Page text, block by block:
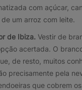
com açúcar,
um arroz com leite.
de Ibiza. Vestir de
acertada. O
de resto, muitos
precisamente pela
que cobrem